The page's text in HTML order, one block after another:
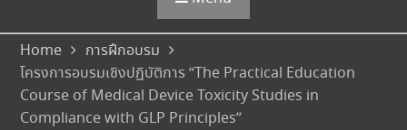
Home
การฝึกอบรม
โครงการอบรมเชิงปฏิบัติการ “The Practical Education
Course of Medical Device Toxicity Studies in
Compliance with GLP Principles”